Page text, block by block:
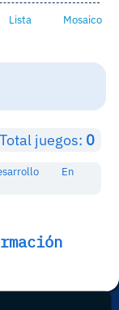
Lista Mosaico
Total juegos: 0
En